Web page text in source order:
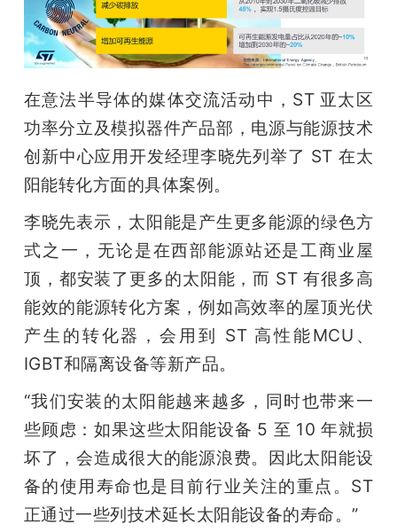
在意法半导体的媒体交流活动中，ST 亚太区
功率分立及模拟器件产品部，电源与能源技术
创新中心应用开发经理李晓先列举了 ST 在太
阳能转化方面的具体案例。
李晓先表示，太阳能是产生更多能源的绿色方
式之一，无论是在西部能源站还是工商业屋
顶，都安装了更多的太阳能，而 ST 有很多高
能效的能源转化方案，例如高效率的屋顶光伏
产生的转化器，会用到 ST 高性能MCU、
IGBT和隔离设备等新产品。
“我们安装的太阳能越来越多，同时也带来一
些顾虑：如果这些太阳能设备 5 至 10 年就损
坏了，会造成很大的能源浪费。因此太阳能设
备的使用寿命也是目前行业关注的重点。ST
正通过一些列技术延长太阳能设备的寿命。”